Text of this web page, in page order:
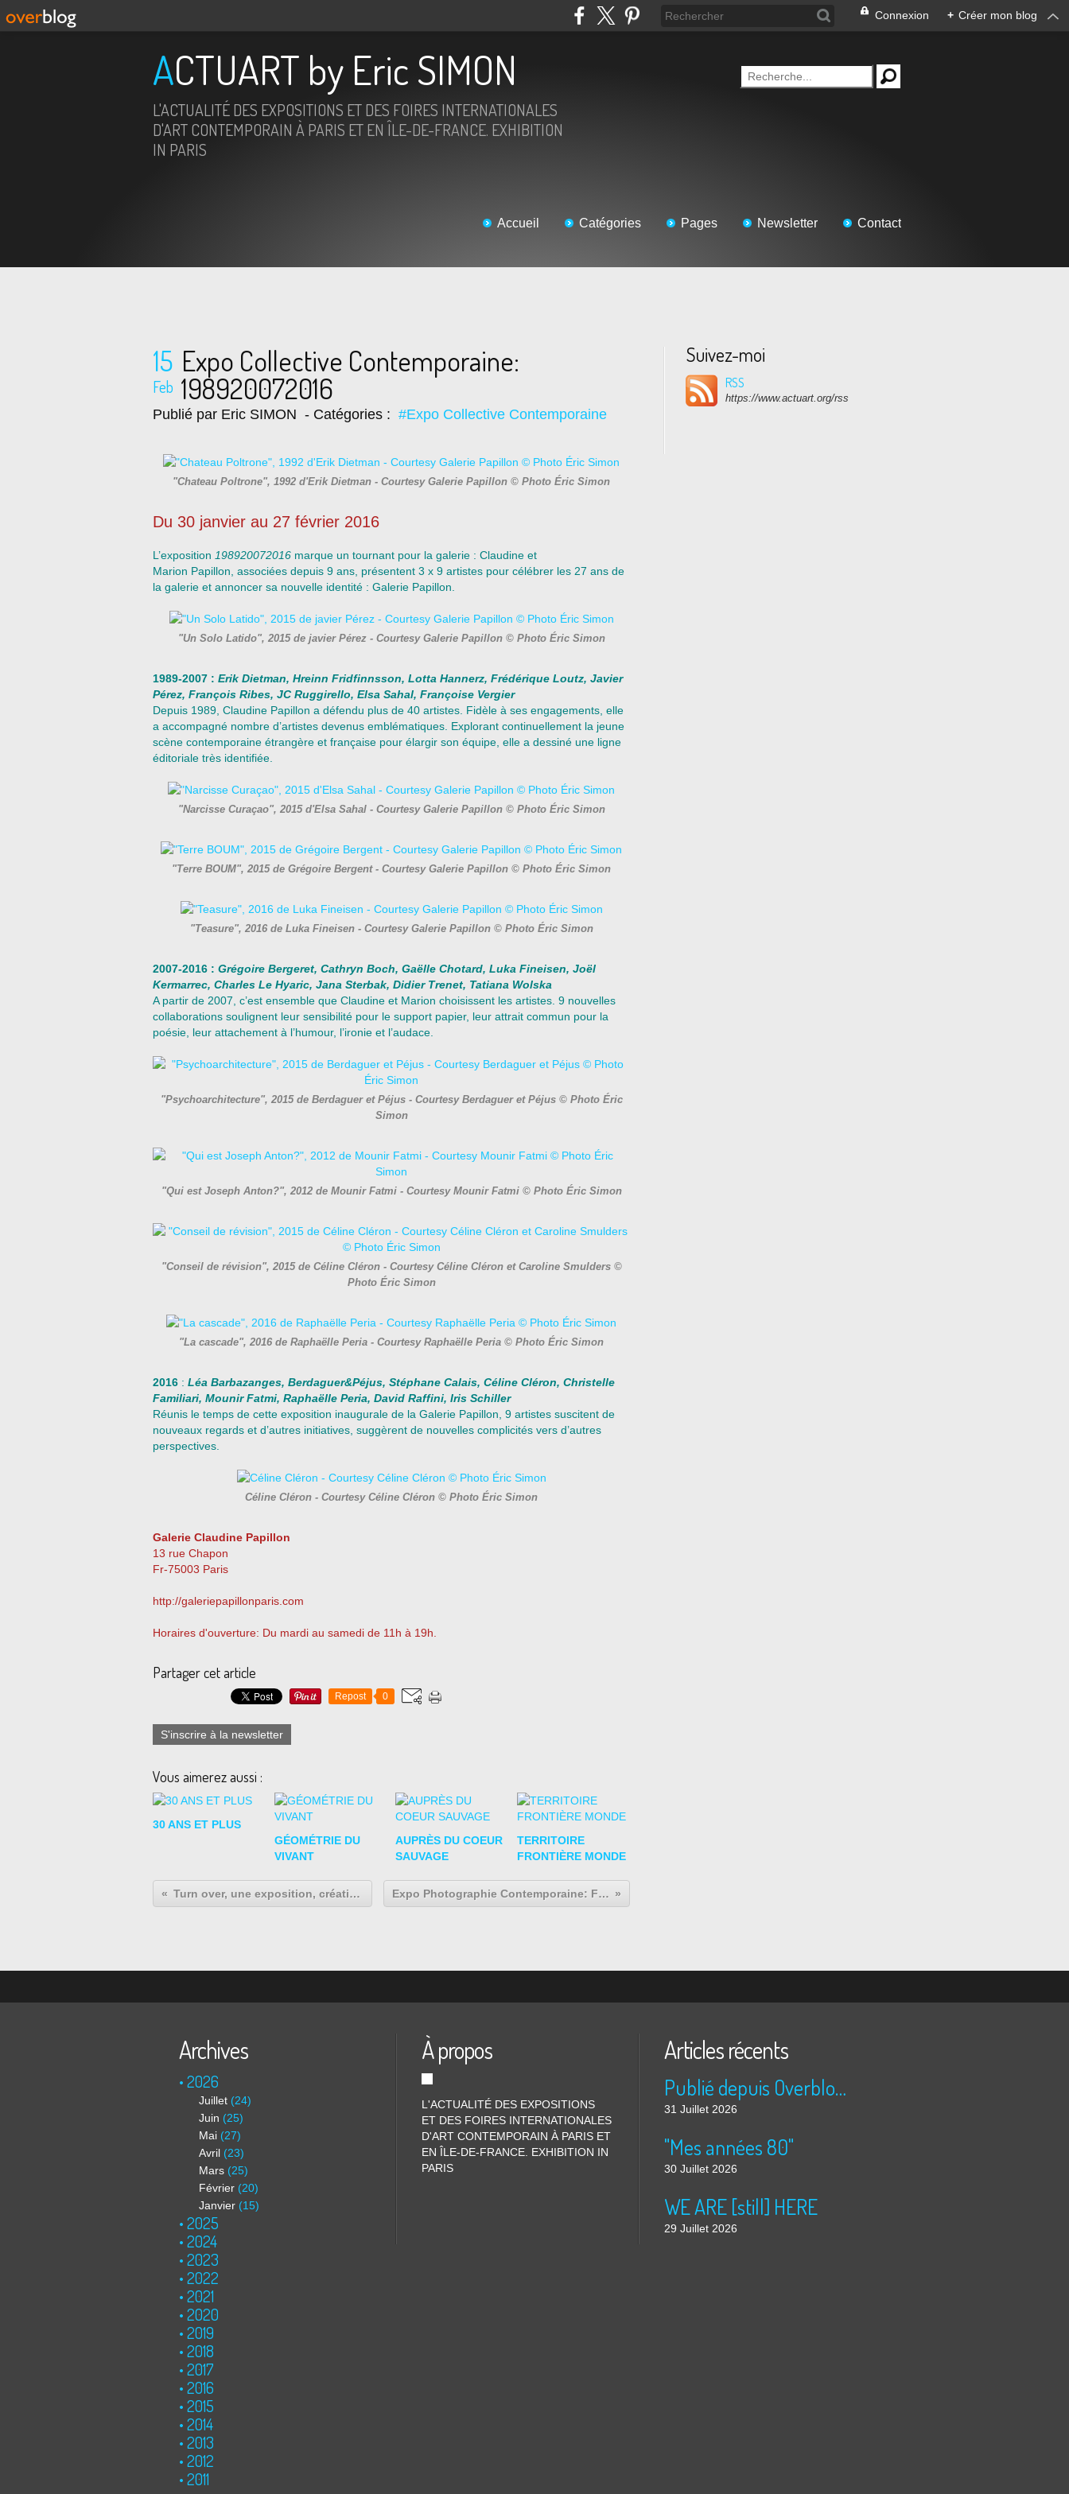
Connexion + Créer mon blog
ACTUART by Eric SIMON
L'ACTUALITÉ DES EXPOSITIONS ET DES FOIRES INTERNATIONALES
D'ART CONTEMPORAIN À PARIS ET EN ÎLE-DE-FRANCE. EXHIBITION
IN PARIS
Accueil Catégories Pages Newsletter Contact
15
Feb
Expo Collective Contemporaine:
198920072016
Publié par Eric SIMON - Catégories : #Expo Collective Contemporaine
"Chateau Poltrone", 1992 d'Erik Dietman - Courtesy Galerie Papillon © Photo Éric Simon
Du 30 janvier au 27 février 2016
L’exposition 198920072016 marque un tournant pour la galerie : Claudine et
Marion Papillon, associées depuis 9 ans, présentent 3 x 9 artistes pour célébrer les 27 ans de
la galerie et annoncer sa nouvelle identité : Galerie Papillon.
"Un Solo Latido", 2015 de javier Pérez - Courtesy Galerie Papillon © Photo Éric Simon
1989-2007 : Erik Dietman, Hreinn Fridfinnsson, Lotta Hannerz, Frédérique Loutz, Javier
Pérez, François Ribes, JC Ruggirello, Elsa Sahal, Françoise Vergier
Depuis 1989, Claudine Papillon a défendu plus de 40 artistes. Fidèle à ses engagements, elle
a accompagné nombre d’artistes devenus emblématiques. Explorant continuellement la jeune
scène contemporaine étrangère et française pour élargir son équipe, elle a dessiné une ligne
éditoriale très identifiée.
"Narcisse Curaçao", 2015 d'Elsa Sahal - Courtesy Galerie Papillon © Photo Éric Simon
"Terre BOUM", 2015 de Grégoire Bergent - Courtesy Galerie Papillon © Photo Éric Simon
"Teasure", 2016 de Luka Fineisen - Courtesy Galerie Papillon © Photo Éric Simon
2007-2016 : Grégoire Bergeret, Cathryn Boch, Gaëlle Chotard, Luka Fineisen, Joël
Kermarrec, Charles Le Hyaric, Jana Sterbak, Didier Trenet, Tatiana Wolska
A partir de 2007, c’est ensemble que Claudine et Marion choisissent les artistes. 9 nouvelles
collaborations soulignent leur sensibilité pour le support papier, leur attrait commun pour la
poésie, leur attachement à l’humour, l’ironie et l’audace.
"Psychoarchitecture", 2015 de Berdaguer et Péjus - Courtesy Berdaguer et Péjus © Photo Éric
Simon
"Qui est Joseph Anton?", 2012 de Mounir Fatmi - Courtesy Mounir Fatmi © Photo Éric Simon
"Conseil de révision", 2015 de Céline Cléron - Courtesy Céline Cléron et Caroline Smulders ©
Photo Éric Simon
"La cascade", 2016 de Raphaëlle Peria - Courtesy Raphaëlle Peria © Photo Éric Simon
2016 : Léa Barbazanges, Berdaguer&Péjus, Stéphane Calais, Céline Cléron, Christelle
Familiari, Mounir Fatmi, Raphaëlle Peria, David Raffini, Iris Schiller
Réunis le temps de cette exposition inaugurale de la Galerie Papillon, 9 artistes suscitent de
nouveaux regards et d’autres initiatives, suggèrent de nouvelles complicités vers d’autres
perspectives.
Céline Cléron - Courtesy Céline Cléron © Photo Éric Simon
Galerie Claudine Papillon
13 rue Chapon
Fr-75003 Paris
http://galeriepapillonparis.com
Horaires d'ouverture: Du mardi au samedi de 11h à 19h.
Partager cet article
Repost 0
S'inscrire à la newsletter
Vous aimerez aussi :
30 ANS ET PLUS
GÉOMÉTRIE DU
VIVANT
AUPRÈS DU COEUR
SAUVAGE
TERRITOIRE
FRONTIÈRE MONDE
Turn over, une exposition, création in situ de Boris Chouvellon Expo Photographie Contemporaine: Fernell FRANCO "Cali clair-obscur"
Suivez-moi
RSS
https://www.actuart.org/rss
Archives
2026
Juillet (24)
Juin (25)
Mai (27)
Avril (23)
Mars (25)
Février (20)
Janvier (15)
2025
2024
2023
2022
2021
2020
2019
2018
2017
2016
2015
2014
2013
2012
2011
À propos
L'ACTUALITÉ DES EXPOSITIONS
ET DES FOIRES INTERNATIONALES
D'ART CONTEMPORAIN À PARIS ET
EN ÎLE-DE-FRANCE. EXHIBITION IN
PARIS
Articles récents
Publié depuis Overblog et Facebook
31 Juillet 2026
"Mes années 80"
30 Juillet 2026
WE ARE [still] HERE
29 Juillet 2026